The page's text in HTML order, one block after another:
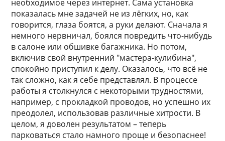
необходимое через интернет. Сама установка
показалась мне задачей не из лёгких, но, как
говорится, глаза боятся, а руки делают. Сначала я
немного нервничал, боялся повредить что-нибудь
в салоне или обшивке багажника. Но потом,
включив свой внутренний "мастера-кулибина",
спокойно приступил к делу. Оказалось, что всё не
так сложно, как я себе представлял. В процессе
работы я столкнулся с некоторыми трудностями,
например, с прокладкой проводов, но успешно их
преодолел, использовав различные хитрости. В
целом, я доволен результатом – теперь
парковаться стало намного проще и безопаснее!